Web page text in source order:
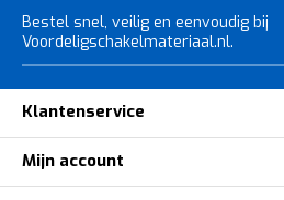
Bestel snel, veilig en eenvoudig bij
Voordeligschakelmateriaal.nl.
Klantenservice
Mijn account